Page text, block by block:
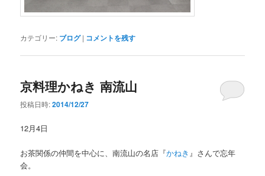
カテゴリー: ブログ | コメントを残す
京料理かねき 南流山
投稿日時:2014/12/27
12月4日
お茶関係の仲間を中心に、南流山の名店『かねき 』さんで忘年
会。